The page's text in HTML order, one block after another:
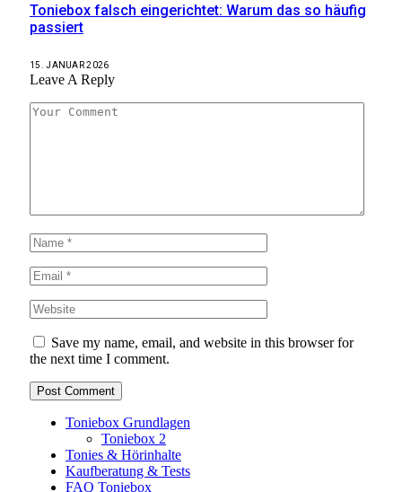
Toniebox falsch eingerichtet: Warum das so häufig
passiert
15. JANUAR 2026
Leave A Reply
Save my name, email, and website in this browser for
the next time I comment.
Toniebox Grundlagen
Toniebox 2
Tonies & Hörinhalte
Kaufberatung & Tests
FAQ Toniebox